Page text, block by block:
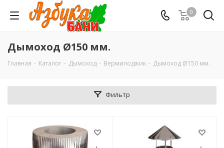
0
Дымоход Ø150 мм.
Главная - Каталог - Дымоход - Вермилоджик - Дымоход Ø150 мм.
Фильтр